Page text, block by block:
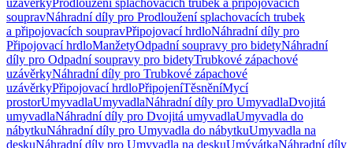
uzávěrkyProdloužení splachovacích trubek a připojovacích
soupravNáhradní díly pro Prodloužení splachovacích trubek
a připojovacích soupravPřipojovací hrdloNáhradní díly pro
Připojovací hrdloManžetyOdpadní soupravy pro bidetyNáhradní
díly pro Odpadní soupravy pro bidetyTrubkové zápachové
uzávěrkyNáhradní díly pro Trubkové zápachové
uzávěrkyPřipojovací hrdloPřipojeníTěsněníMycí
prostorUmyvadlaUmyvadlaNáhradní díly pro UmyvadlaDvojitá
umyvadlaNáhradní díly pro Dvojitá umyvadlaUmyvadla do
nábytkuNáhradní díly pro Umyvadla do nábytkuUmyvadla na
deskuNáhradní díly pro Umyvadla na deskuUmývátkaNáhradní díly